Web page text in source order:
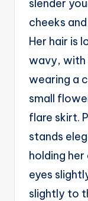
d
Ai
A
ts
slender
cheeks
Her hair is
wavy, with
wearing a
small
flare skirt.
stands
holding
eyes
slightly to